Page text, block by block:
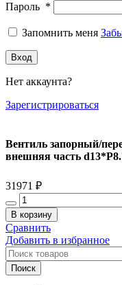
Пароль *
Запомнить меня
Вход
Нет аккаунта?
Зарегистрироваться
Вентиль запорный/
внешняя часть
31971 ₽
Количество
товара
Вентиль
запорный/
переключающий
(trio/quattro
E),
В корзину
Сравнить
Добавить в избранное
Поиск